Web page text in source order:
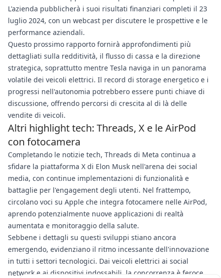
L'azienda pubblicherà i suoi risultati finanziari completi il 23
luglio 2024, con un webcast per discutere le prospettive e le
performance aziendali.
Questo prossimo rapporto fornirà approfondimenti più
dettagliati sulla redditività, il flusso di cassa e la direzione
strategica, soprattutto mentre Tesla naviga in un panorama
volatile dei veicoli elettrici. Il record di storage energetico e i
progressi nell'autonomia potrebbero essere punti chiave di
discussione, offrendo percorsi di crescita al di là delle
vendite di veicoli.
Altri highlight tech: Threads, X e le AirPod
con fotocamera
Completando le notizie tech, Threads di Meta continua a
sfidare la piattaforma X di Elon Musk nell'arena dei social
media, con continue implementazioni di funzionalità e
battaglie per l'engagement degli utenti. Nel frattempo,
circolano voci su Apple che integra fotocamere nelle AirPod,
aprendo potenzialmente nuove applicazioni di realtà
aumentata e monitoraggio della salute.
Sebbene i dettagli su questi sviluppi stiano ancora
emergendo, evidenziano il ritmo incessante dell'innovazione
in tutti i settori tecnologici. Dai veicoli elettrici ai social
network e ai dispositivi indossabili, la concorrenza è feroce,